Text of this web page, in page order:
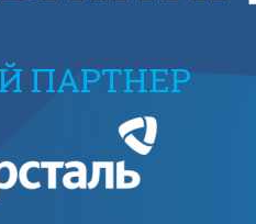
ПАРТНЕР